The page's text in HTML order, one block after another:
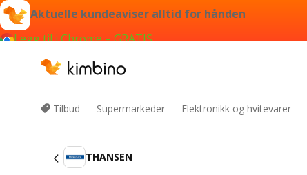
Aktuelle kundeaviser alltid for hånden
Legg til i Chrome – GRATIS
Tilbud Supermarkeder Elektronikk og hvitevarer
THANSEN